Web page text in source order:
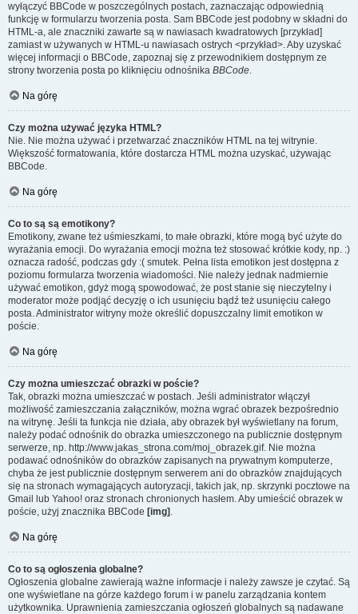
wyłączyć BBCode w poszczególnych postach, zaznaczając odpowiednią
funkcję w formularzu tworzenia posta. Sam BBCode jest podobny w składni do
HTML-a, ale znaczniki zawarte są w nawiasach kwadratowych [przykład]
zamiast w używanych w HTML-u nawiasach ostrych <przykład>. Aby uzyskać
więcej informacji o BBCode, zapoznaj się z przewodnikiem dostępnym ze
strony tworzenia posta po kliknięciu odnośnika BBCode.
Na górę
Czy można używać języka HTML?
Nie. Nie można używać i przetwarzać znaczników HTML na tej witrynie.
Większość formatowania, które dostarcza HTML można uzyskać, używając
BBCode.
Na górę
Co to są są emotikony?
Emotikony, zwane też uśmieszkami, to małe obrazki, które mogą być użyte do
wyrażania emocji. Do wyrażania emocji można też stosować krótkie kody, np. :)
oznacza radość, podczas gdy :( smutek. Pełna lista emotikon jest dostępna z
poziomu formularza tworzenia wiadomości. Nie należy jednak nadmiernie
używać emotikon, gdyż mogą spowodować, że post stanie się nieczytelny i
moderator może podjąć decyzję o ich usunięciu bądź też usunięciu całego
posta. Administrator witryny może określić dopuszczalny limit emotikon w
poście.
Na górę
Czy można umieszczać obrazki w poście?
Tak, obrazki można umieszczać w postach. Jeśli administrator włączył
możliwość zamieszczania załączników, można wgrać obrazek bezpośrednio
na witrynę. Jeśli ta funkcja nie działa, aby obrazek był wyświetlany na forum,
należy podać odnośnik do obrazka umieszczonego na publicznie dostępnym
serwerze, np. http://www.jakas_strona.com/moj_obrazek.gif. Nie można
podawać odnośników do obrazków zapisanych na prywatnym komputerze,
chyba że jest publicznie dostępnym serwerem ani do obrazków znajdujących
się na stronach wymagających autoryzacji, takich jak, np. skrzynki pocztowe na
Gmail lub Yahoo! oraz stronach chronionych hasłem. Aby umieścić obrazek w
poście, użyj znacznika BBCode [img] .
Na górę
Co to są ogłoszenia globalne?
Ogłoszenia globalne zawierają ważne informacje i należy zawsze je czytać. Są
one wyświetlane na górze każdego forum i w panelu zarządzania kontem
użytkownika. Uprawnienia zamieszczania ogłoszeń globalnych są nadawane